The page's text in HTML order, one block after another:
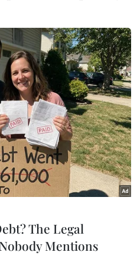
dục và Đào tạo, ngành
tâm thực hiện là dạy
học sinh đến trường
hạnh phúc. Thực
hình thành năng
cho học sinh ngay từ
của học sinh được mở
The Legal
Mentions